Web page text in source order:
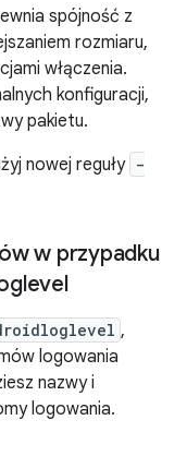
spójność z
rozmiaru,
włączenia.
konfiguracji,
pakietu.
nowej reguły -
w przypadku
,
logowania
nazwy i
logowania.